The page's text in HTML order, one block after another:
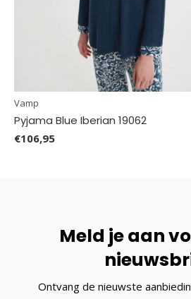
Vamp
Pyjama Blue Iberian 19062
€106,95
Meld je aan
Ontvang de nieuwste